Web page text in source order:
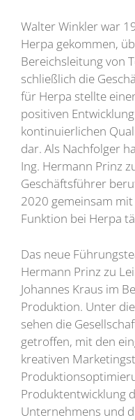
Walter Winkler war
Herpa gekommen,
Bereichsleitung von
schließlich die
für Herpa stellte
positiven
kontinuierlichen
dar. Als Nachfolger
Ing. Hermann Prinz
Geschäftsführer
2020 gemeinsam
Funktion bei Herpa
Das neue
Hermann Prinz zu
Johannes Kraus im
Produktion. Unter
sehen die
getroffen, mit den
kreativen
Produktentwicklung
Unternehmens und